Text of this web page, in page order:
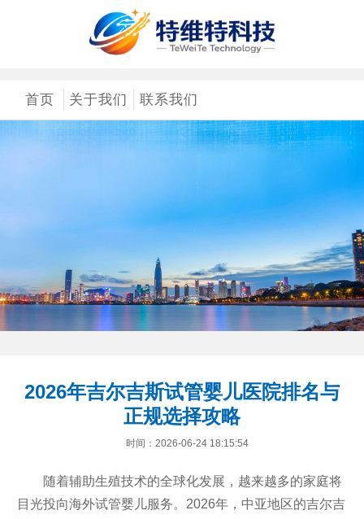
首页 关于我们 联系我们
2026年吉尔吉斯试管婴儿医院排名与
正规选择攻略
时间：2026-06-24 18:15:54
随着辅助生殖技术的全球化发展，越来越多的家庭将
目光投向海外试管婴儿服务。2026年，中亚地区的吉尔吉